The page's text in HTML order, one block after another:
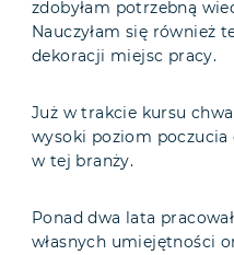
zdobyłam potrzebną
Nauczyłam się również
dekoracji miejsc pracy.
Już w trakcie kursu
wysoki poziom poczucia
w tej branży.
Ponad dwa lata
własnych umiejętności